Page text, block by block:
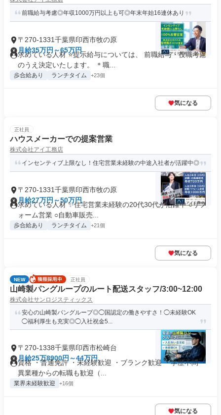
前職給与考慮◎年収1000万円以上も可◎年末年始16連休あり
〒270-1331千葉県印西市牧の原
月給35万円～65万円
求めている人材 ⭐提示給与については、 前職給与・役職考慮
のうえ決定いたします。 ＊職...
歩合給あり ランチタイム +23個
気になる
正社員
ハウスメーカーでの提案営業
株式会社アイ工務店
インセンティブ上限なし！住宅営業未経験の中途入社者が活躍中◎
〒270-1331千葉県印西市牧の原
月給27万円～50万円
求めている人材 ✨住宅営業未経験の20代30代が活躍中 ○リフ
ォーム営業 ○自動車販売...
歩合給あり ランチタイム +21個
気になる
NEW 正社員
山崎製パングループのルート配送スタッフ/3:00~12:00
株式会社サンロジスティックス
安心の山崎製パングループ◎◯国認定の働きやすさ！◯未経験OK
◯福利厚生も充実◎◯入社祝金5...
〒270-1338千葉県印西市松崎台
月給25万8900円～44万円
資格 ・普通免許 ・未経験歓迎 ・ブランク歓迎 ・学歴不問 ・
異業種からの転職も歓迎（...
業界未経験歓迎 +16個
気になる